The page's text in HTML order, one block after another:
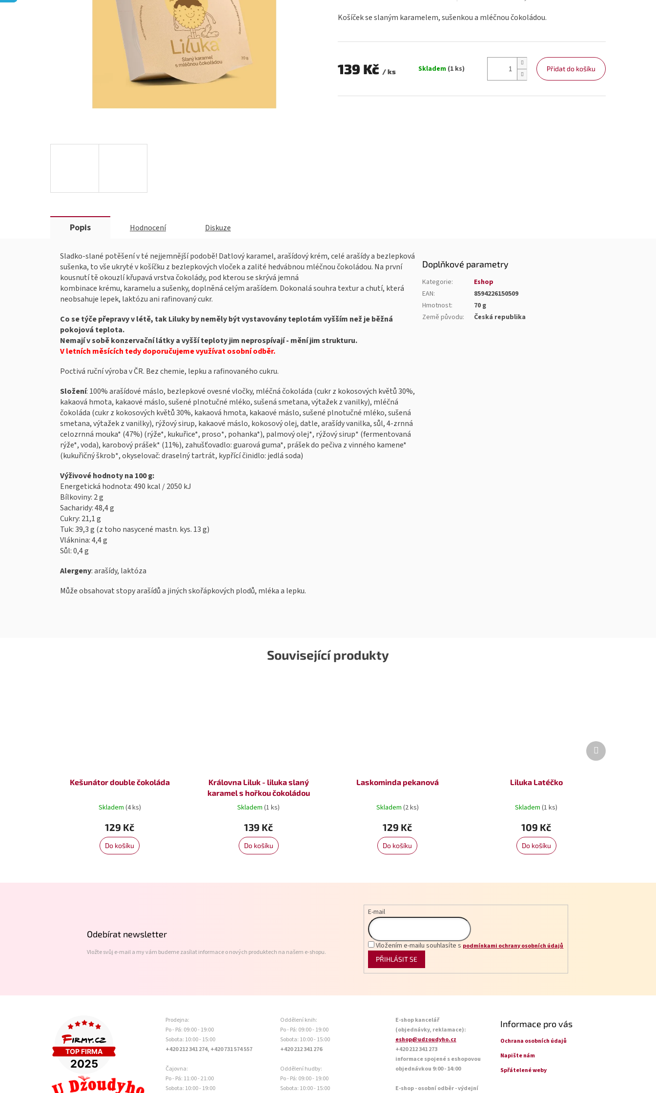
Košíček se slaným karamelem, sušenkou a mléčnou čokoládou.
139 Kč / ks
Skladem (1 ks) Přidat do košíku
produktu
z
hvězdiček.
Související produkty
Kešunátor double čokoláda
Skladem (4 ks)
129 Kč
Do košíku
Královna Liluk - liluka slaný
karamel s hořkou čokoládou
Skladem(1 ks)
139 Kč
Do košíku
Laskominda pekanová
Skladem (2 ks)
129 Kč
Do košíku
Liluka Latéčko
Skladem(1 ks)
109 Kč
Do košíku
Další
produkt
Popis Hodnocení Diskuze
Sladko-slané potěšení v té nejjemnější podobě! Datlový karamel, arašídový krém, celé arašídy a bezlepková
sušenka, to vše ukryté v košíčku z bezlepkových vloček a zalité hedvábnou mléčnou čokoládou. Na první
kousnutí tě okouzlí křupavá vrstva čokolády, pod kterou se skrývá jemná
kombinace krému, karamelu a sušenky, doplněná celým arašídem. Dokonalá souhra textur a chutí, která
neobsahuje lepek, laktózu ani rafinovaný cukr.
Co se týče přepravy v létě, tak Liluky by neměly být vystavovány teplotám vyšším než je běžná
pokojová teplota.
Nemají v sobě konzervační látky a vyšší teploty jim neprospívají - mění jim strukturu.
V letních měsících tedy doporučujeme využívat osobní odběr.
Poctivá ruční výroba v ČR. Bez chemie, lepku a rafinovaného cukru.
Složení: 100% arašídové máslo, bezlepkové ovesné vločky, mléčná čokoláda (cukr z kokosových květů 30%,
kakaová hmota, kakaové máslo, sušené plnotučné mléko, sušená smetana, výtažek z vanilky), mléčná
čokoláda (cukr z kokosových květů 30%, kakaová hmota, kakaové máslo, sušené plnotučné mléko, sušená
smetana, výtažek z vanilky), rýžový sirup, kakaové máslo, kokosový olej, datle, arašídy vanilka, sůl, 4-zrnná
celozrnná mouka* (47%) (rýže*, kukuřice*, proso*, pohanka*), palmový olej*, rýžový sirup* (fermentovaná
rýže*, voda), karobový prášek* (11%), zahušťovadlo: guarová guma*, prášek do pečiva z vinného kamene*
(kukuřičný škrob*, okyselovač: draselný tartrát, kypřící činidlo: jedlá soda)
Výživové hodnoty na 100 g:
Energetická hodnota: 490 kcal / 2050 kJ
Bílkoviny: 2 g
Sacharidy: 48,4 g
Cukry: 21,1 g
Tuk: 39,3 g (z toho nasycené mastn. kys. 13 g)
Vláknina: 4,4 g
Sůl: 0,4 g
Alergeny: arašídy, laktóza
Může obsahovat stopy arašídů a jiných skořápkových plodů, mléka a lepku.
Doplňkové parametry
Kategorie:
Eshop
EAN:
8594226150509
Hmotnost:
70 g
Země původu: Česká republika
Odebírat newsletter
Vložte svůj e-mail a my vám budeme zasílat informace o nových produktech na našem e-shopu.
E-mail
Vložením e-mailu souhlasíte s podmínkami ochrany osobních údajů
PŘIHLÁSIT SE
Prodejna:
Po - Pá: 09:00 - 19:00
Sobota: 10:00 - 15:00
+420 212 341 274, +420 731 574 557
Čajovna:
Po - Pá: 11:00 - 21:00
Sobota: 10:00 - 19:00
Oddělení knih:
Po - Pá: 09:00 - 19:00
Sobota: 10:00 - 15:00
+420 212 341 276
Oddělení hudby:
Po - Pá: 09:00 - 19:00
Sobota: 10:00 - 15:00
E-shop kancelář
(objednávky, reklamace):
eshop@udzoudyho.cz
+420 212 341 273
informace spojené s eshopovou
objednávkou 9:00 - 14:00
E-shop - osobní odběr - výdejní
Informace pro vás
Ochrana osobních údajů
Napište nám
Spřátelené weby